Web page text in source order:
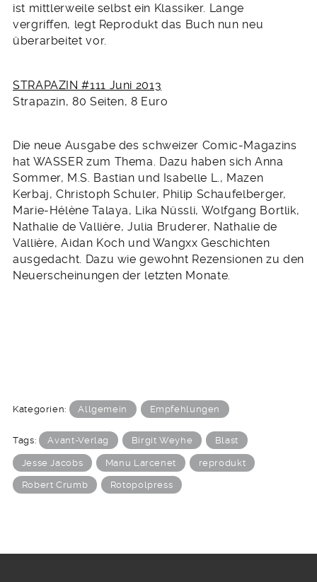
ist mittlerweile selbst ein Klassiker. Lange
vergriffen, legt Reprodukt das Buch nun neu
überarbeitet vor.
STRAPAZIN #111 Juni 2013
Strapazin, 80 Seiten, 8 Euro
Die neue Ausgabe des schweizer Comic-Magazins
hat WASSER zum Thema. Dazu haben sich Anna
Sommer, M.S. Bastian und Isabelle L., Mazen
Kerbaj, Christoph Schuler, Philip Schaufelberger,
Marie-Hélène Talaya, Lika Nüssli, Wolfgang Bortlik,
Nathalie de Vallière, Julia Bruderer, Nathalie de
Vallière, Aidan Koch und Wangxx Geschichten
ausgedacht. Dazu wie gewohnt Rezensionen zu den
Neuerscheinungen der letzten Monate.
Kategorien: Allgemein Empfehlungen
Tags: Avant-Verlag Birgit Weyhe Blast
Jesse Jacobs Manu Larcenet reprodukt
Robert Crumb Rotopolpress